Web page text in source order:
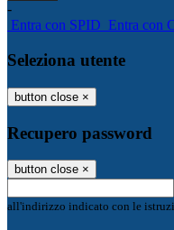
-
Entra con SPID Entra con
Seleziona utente
button close ×
Recupero password
button close ×
all'indirizzo indicato con le